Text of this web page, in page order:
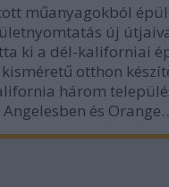
műanyagokból
új
ki a dél-kaliforniai
otthon
három
és